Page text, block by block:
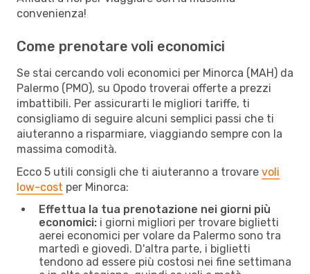
convenienza!
Come prenotare voli economici
Se stai cercando voli economici per Minorca (MAH) da
Palermo (PMO), su Opodo troverai offerte a prezzi
imbattibili. Per assicurarti le migliori tariffe, ti
consigliamo di seguire alcuni semplici passi che ti
aiuteranno a risparmiare, viaggiando sempre con la
massima comodità.
Ecco 5 utili consigli che ti aiuteranno a trovare voli
low-cost per Minorca:
Effettua la tua prenotazione nei giorni più
economici: i giorni migliori per trovare biglietti
aerei economici per volare da Palermo sono tra
martedì e giovedì. D'altra parte, i biglietti
tendono ad essere più costosi nei fine settimana